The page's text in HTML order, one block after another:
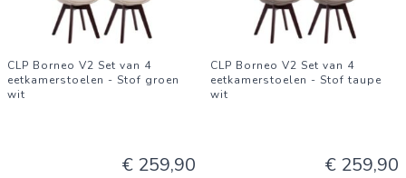
CLP Borneo V2 Set van 4
eetkamerstoelen - Stof groen
wit
€ 259,90
CLP Borneo V2 Set van 4
eetkamerstoelen - Stof taupe
wit
€ 259,90